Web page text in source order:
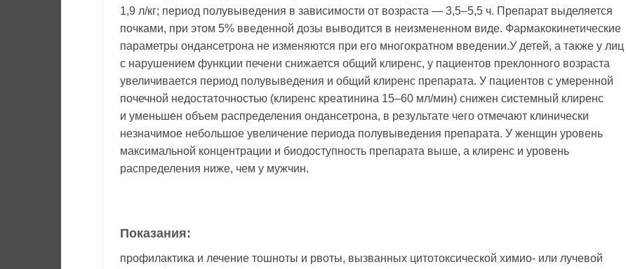
1,9 л/кг; период полувыведения в зависимости от возраста — 3,5–5,5 ч. Препарат выделяется
почками, при этом 5% введенной дозы выводится в неизмененном виде. Фармакокинетические
параметры ондансетрона не изменяются при его многократном введении.У детей, а также у лиц
с нарушением функции печени снижается общий клиренс, у пациентов преклонного возраста
увеличивается период полувыведения и общий клиренс препарата. У пациентов с умеренной
почечной недостаточностью (клиренс креатинина 15–60 мл/мин) снижен системный клиренс
и уменьшен объем распределения ондансетрона, в результате чего отмечают клинически
незначимое небольшое увеличение периода полувыведения препарата. У женщин уровень
максимальной концентрации и биодоступность препарата выше, а клиренс и уровень
распределения ниже, чем у мужчин.
Показания:
профилактика и лечение тошноты и рвоты, вызванных цитотоксической химио- или лучевой